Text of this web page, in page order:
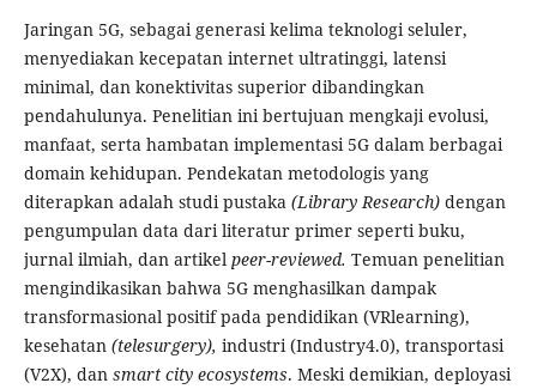
Jaringan 5G, sebagai generasi kelima teknologi seluler,
menyediakan kecepatan internet ultratinggi, latensi
minimal, dan konektivitas superior dibandingkan
pendahulunya. Penelitian ini bertujuan mengkaji evolusi,
manfaat, serta hambatan implementasi 5G dalam berbagai
domain kehidupan. Pendekatan metodologis yang
diterapkan adalah studi pustaka (Library Research)dengan
pengumpulan data dari literatur primer seperti buku,
jurnal ilmiah, dan artikel peer-reviewed. Temuan penelitian
mengindikasikan bahwa 5G menghasilkan dampak
transformasional positif pada pendidikan (VRlearning),
kesehatan (telesurgery), industri (Industry4.0), transportasi
(V2X), dan smart city ecosystems. Meski demikian, deployasi